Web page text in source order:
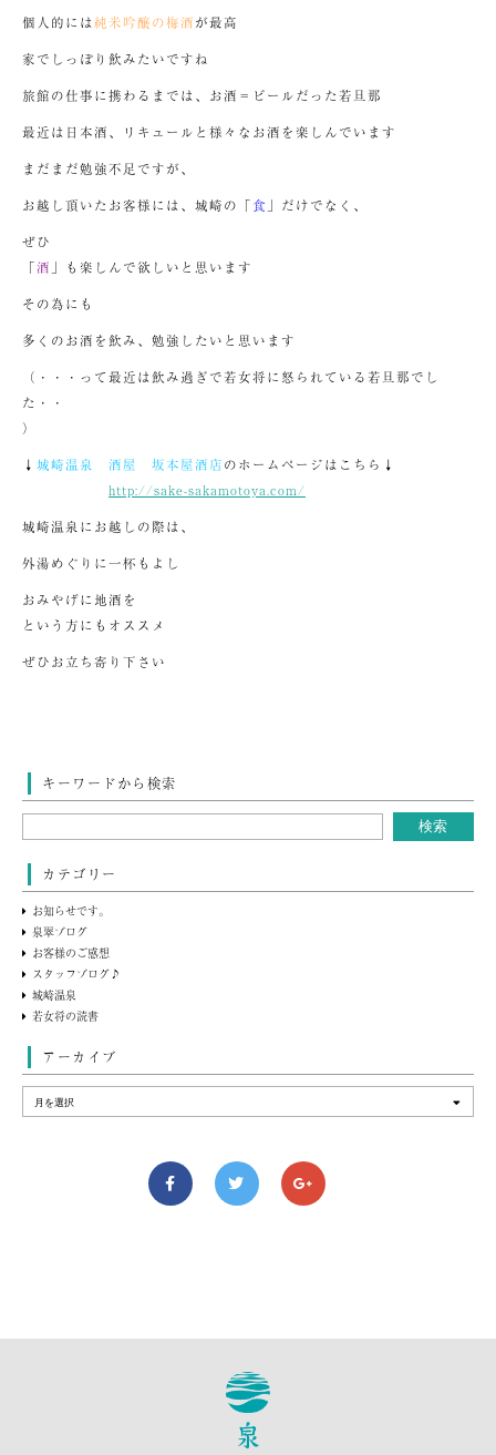
個人的には純米吟醸の梅酒が最高
家でしっぽり飲みたいですね
旅館の仕事に携わるまでは、お酒＝ビールだった若旦那
最近は日本酒、リキュールと様々なお酒を楽しんでいます
まだまだ勉強不足ですが、
お越し頂いたお客様には、城崎の「食 」だけでなく、
ぜひ
「酒 」も楽しんで欲しいと思います
その為にも
多くのお酒を飲み、勉強したいと思います
（・・・って最近は飲み過ぎで若女将に怒られている若旦那でし
た・・
）
↓ 城崎温泉 酒屋 坂本屋酒店のホームページはこちら↓
http://sake-sakamotoya.com/
城崎温泉にお越しの際は、
外湯めぐりに一杯もよし
おみやげに地酒を
という方にもオススメ
ぜひお立ち寄り下さい
キーワードから検索
カテゴリー
お知らせです。
泉翠ブログ
お客様のご感想
スタッフブログ♪
城崎温泉
若女将の読書
アーカイブ